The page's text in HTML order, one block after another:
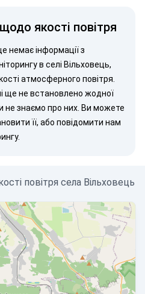
якості повітря
немає інформації з
в селі Вільховець,
атмосферного повітря.
ще не встановлено жодної
не знаємо про них. Ви можете
її, або повідомити нам
повітря села Вільховець